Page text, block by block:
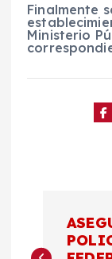
Finalmente
Ministerio
a